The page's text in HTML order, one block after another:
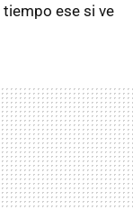
tiempo ese si ve